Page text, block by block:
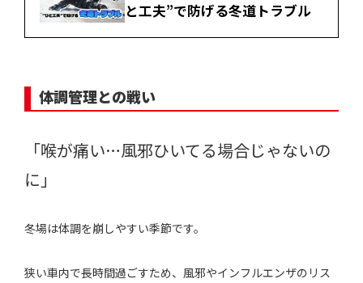
と工夫”で防げる冬道トラブル
体調管理との戦い
「喉が痛い…風邪ひいてる場合じゃないの
に」
冬場は体調を崩しやすい季節です。
狭い車内で長時間過ごすため、風邪やインフルエンザのリス